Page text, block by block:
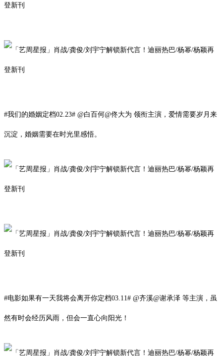
#我们的婚姻定档02.23# @白百何@佟大为 领衔主演，爱情需要岁月来
沉淀，婚姻需要在时光里感悟。
#电影如果有一天我将会离开你定档03.11# @齐溪@谢承泽 等主演，虽
然有时会经历风雨，但会一直心向阳光！